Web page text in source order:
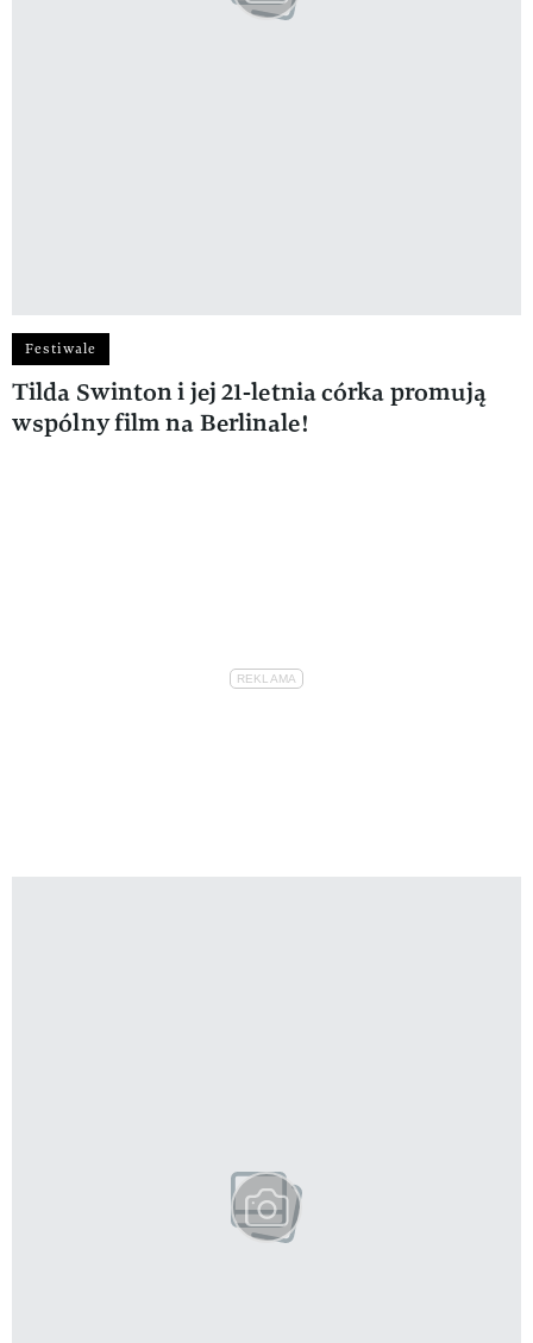
Festiwale
Tilda Swinton i jej 21-letnia córka promują
wspólny film na Berlinale!